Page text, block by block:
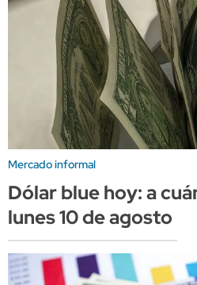
Mercado informal
Dólar blue hoy: a
lunes 10 de agosto